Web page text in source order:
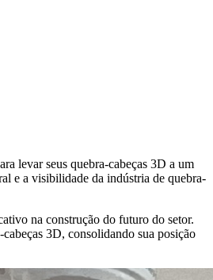
levar seus quebra-cabeças 3D a um
e a visibilidade da indústria de quebra-
na construção do futuro do setor.
3D, consolidando sua posição